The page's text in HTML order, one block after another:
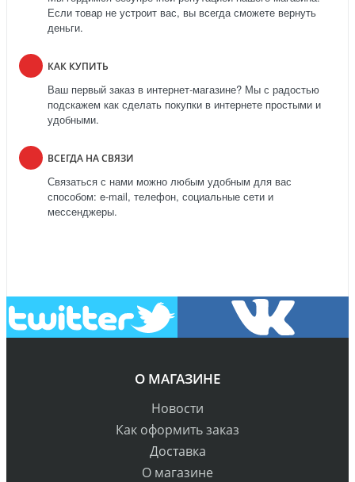
Если товар не устроит вас, вы всегда сможете вернуть
деньги.
КАК КУПИТЬ
Ваш первый заказ в интернет-магазине? Мы с радостью
подскажем как сделать покупки в интернете простыми и
удобными.
ВСЕГДА НА СВЯЗИ
Связаться с нами можно любым удобным для вас
способом: e-mail, телефон, социальные сети и
мессенджеры.
О МАГАЗИНЕ
Новости
Как оформить заказ
Доставка
О магазине